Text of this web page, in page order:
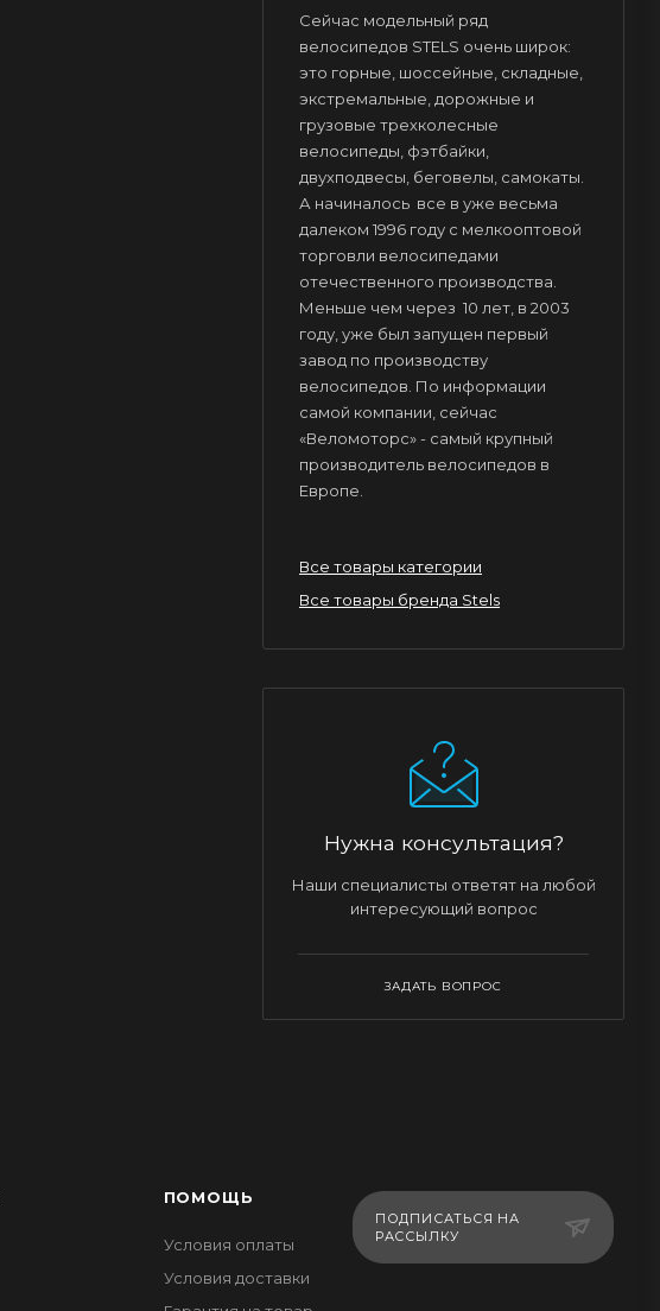
Сейчас модельный ряд
велосипедов STELS очень широк:
это горные, шоссейные, складные,
экстремальные, дорожные и
грузовые трехколесные
велосипеды, фэтбайки,
двухподвесы, беговелы, самокаты.
А начиналось все в уже весьма
далеком 1996 году с мелкооптовой
торговли велосипедами
отечественного производства.
Меньше чем через 10 лет, в 2003
году, уже был запущен первый
завод по производству
велосипедов. По информации
самой компании, сейчас
«Веломоторс» - самый крупный
производитель велосипедов в
Европе.
Все товары категории
Все товары бренда Stels
Нужна консультация?
Наши специалисты ответят на любой
интересующий вопрос
ЗАДАТЬ ВОПРОС
ПОМОЩЬ
Условия оплаты
Условия доставки
ПОДПИСАТЬСЯ НА
РАССЫЛКУ